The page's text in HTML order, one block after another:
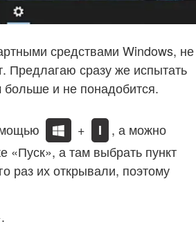
средствами Windows, не
Предлагаю сразу же испытать
больше и не понадобится.
+ I
, а можно
«Пуск», а там выбрать пункт
раз их открывали, поэтому